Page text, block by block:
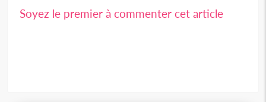
Soyez le premier à commenter cet article